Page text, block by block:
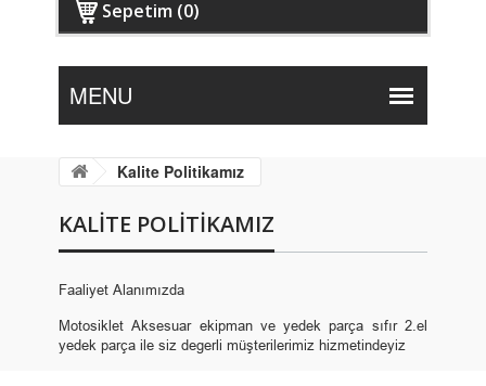
Sepetim (0)
Kalite Politikamız
KALITE POLITIKAMIZ
Faaliyet Alanımızda
Motosiklet Aksesuar ekipman ve yedek parça sıfır 2.el
yedek parça ile siz degerli müşterilerimiz hizmetindeyiz